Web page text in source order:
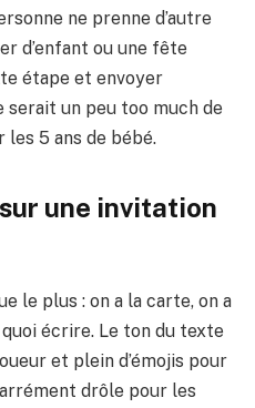
ne prenne d’autre
d’enfant ou une fête
étape et envoyer
serait un peu too much de
5 ans de bébé.
une invitation
le plus : on a la carte, on a
écrire. Le ton du texte
et plein d’émojis pour
drôle pour les